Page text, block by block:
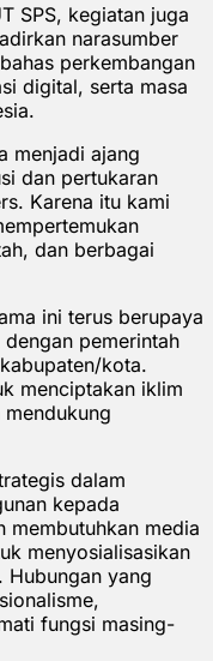
SPS, kegiatan juga
narasumber
perkembangan
digital, serta masa
menjadi ajang
dan pertukaran
Karena itu kami
dan berbagai
ini terus berupaya
pemerintah
kota.
menciptakan iklim
dalam
kepada
membutuhkan media
menyosialisasikan
yang
fungsi masing-